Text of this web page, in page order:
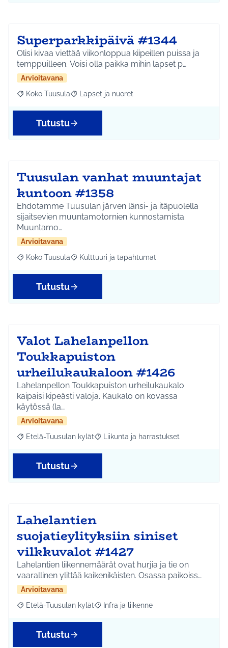
Superparkkipäivä #1344
Olisi kivaa viettää viikonloppua kiipeillen puissa ja
temppuilleen. Voisi olla paikka mihin lapset p…
Arvioitavana
Rajaa tulokset aihepiirin mukaan: Koko Tuusula
Koko Tuusula Rajaa tulokset teeman mukaan: Lapset ja
Lapset ja nuoret
Tutustu
Tuusulan vanhat muuntajat
kuntoon #1358
Ehdotamme Tuusulan järven länsi- ja itäpuolella
sijaitsevien muuntamotornien kunnostamista.
Muuntamo…
Arvioitavana
Rajaa tulokset aihepiirin mukaan: Koko Tuusula
Koko Tuusula Rajaa tulokset teeman mukaan: Kulttuuri ja
Kulttuuri ja tapahtumat
Tutustu
Valot Lahelanpellon
Toukkapuiston
urheilukaukaloon #1426
Lahelanpellon Toukkapuiston urheilukaukalo
kaipaisi kipeästi valoja. Kaukalo on kovassa
käytössä (la…
Arvioitavana
Rajaa tulokset aihepiirin mukaan: Etelä-Tuusulan kylät
Etelä-Tuusulan kylät Rajaa tulokset teeman mukaan:
Liikunta ja harrastukset
Tutustu
Lahelantien
suojatieylityksiin siniset
vilkkuvalot #1427
Lahelantien liikennemäärät ovat hurjia ja tie on
vaarallinen ylittää kaikenikäisten. Osassa paikoiss…
Arvioitavana
Rajaa tulokset aihepiirin mukaan: Etelä-Tuusulan kylät
Etelä-Tuusulan kylät Rajaa tulokset teeman mukaan: Infra ja
Infra ja liikenne
Tutustu